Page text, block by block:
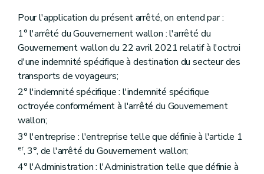
Pour l'application du présent arrêté, on entend par :
1° l'arrêté du Gouvernement wallon : l'arrêté du
Gouvernement wallon du 22 avril 2021 relatif à l'octroi
d'une indemnité spécifique à destination du secteur des
transports de voyageurs;
2° l'indemnité spécifique : l'indemnité spécifique
octroyée conformément à l'arrêté du Gouvernement
wallon;
3° l'entreprise : l'entreprise telle que définie à l'article 1
er, 3°, de l'arrêté du Gouvernement wallon;
4° l'Administration : l'Administration telle que définie à